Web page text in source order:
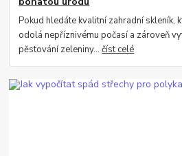
Pokud hledáte kvalitní zahradní skleník,
odolá nepříznivému počasí a zároveň
pěstování zeleniny...číst celé